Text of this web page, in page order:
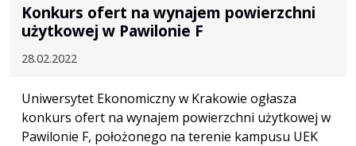
Konkurs ofert na wynajem powierzchni
użytkowej w Pawilonie F
28.02.2022
Uniwersytet Ekonomiczny w Krakowie ogłasza
konkurs ofert na wynajem powierzchni użytkowej w
Pawilonie F, położonego na terenie kampusu UEK